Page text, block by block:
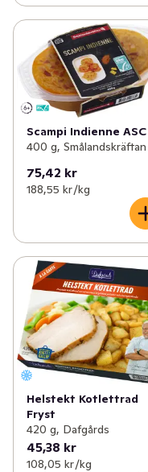
Scampi Indienne ASC
400 g, Smålandskräftan
75,42 kr
188,55 kr /kg
Helstekt Kotlettrad
Fryst
420 g, Dafgårds
45,38 kr
108,05 kr /kg